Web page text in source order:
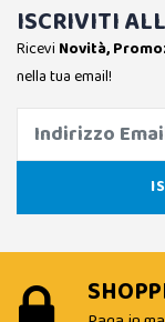
ISCRIVITI
Ricevi Novità,
nella tua email!